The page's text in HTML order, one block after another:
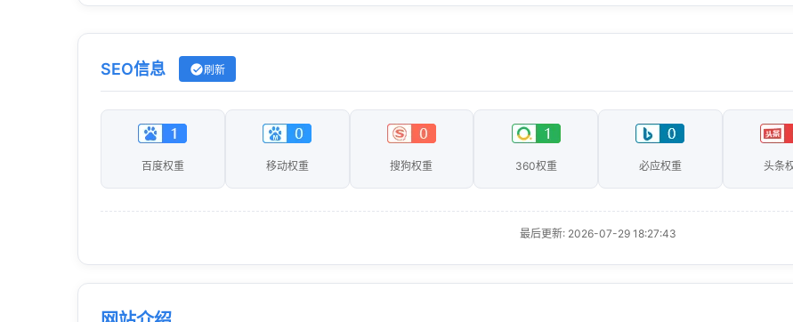
SEO信息 刷新
百度权重 移动权重 搜狗权重 360权重 必应权重 头条
最后更新: 2026-07-29 18:27:43